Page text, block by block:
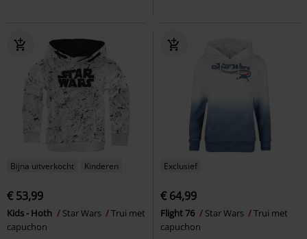
Bijna uitverkocht Kinderen
€ 53,99
Kids - Hoth Star Wars
Trui met
capuchon
Exclusief
€ 64,99
Flight 76 Star Wars
Trui met
capuchon